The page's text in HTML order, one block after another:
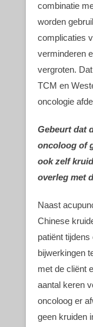
combinatie
worden
complicaties
verminderen
vergroten.
TCM en
oncologie
Gebeurt dat
oncoloog of
ook zelf
overleg met
Naast
Chinese
patiënt
bijwerkingen
met de cliënt
aantal keren
oncoloog er
geen kruiden